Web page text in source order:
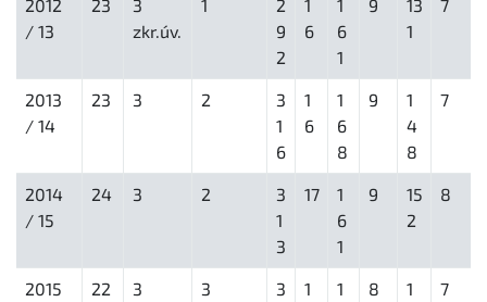
2012
/ 13
23
3
zkr.úv.
1
2
9
2
1
6
1
6
1
9
13
1
7
2013
/ 14
23 3 2
3
1
6
1
6
1
6
8
9
1
4
8
7
2014
/ 15
24 3 2
3
1
3
17
1
6
1
9
15
2
8
2015
22 3 3
3
1
1
8
1
7